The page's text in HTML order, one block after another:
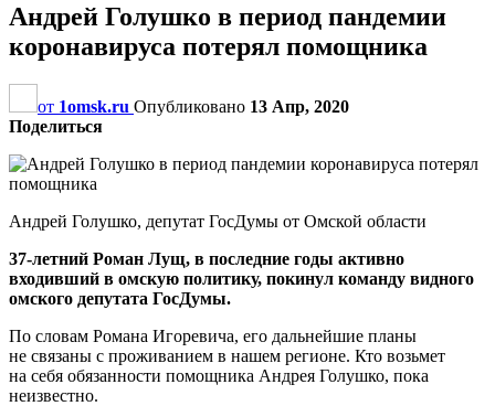
Андрей Голушко в период пандемии
коронавируса потерял помощника
от 1omsk.ru Опубликовано 13 Апр, 2020
Поделиться
Андрей Голушко, депутат ГосДумы от Омской области
37-летний Роман Лущ, в последние годы активно
входивший в омскую политику, покинул команду видного
омского депутата ГосДумы.
По словам Романа Игоревича, его дальнейшие планы
не связаны с проживанием в нашем регионе. Кто возьмет
на себя обязанности помощника Андрея Голушко, пока
неизвестно.